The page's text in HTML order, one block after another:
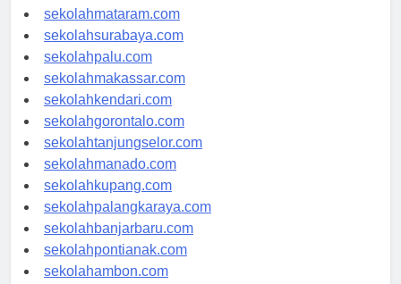
sekolahmataram.com
sekolahsurabaya.com
sekolahpalu.com
sekolahmakassar.com
sekolahkendari.com
sekolahgorontalo.com
sekolahtanjungselor.com
sekolahmanado.com
sekolahkupang.com
sekolahpalangkaraya.com
sekolahbanjarbaru.com
sekolahpontianak.com
sekolahambon.com